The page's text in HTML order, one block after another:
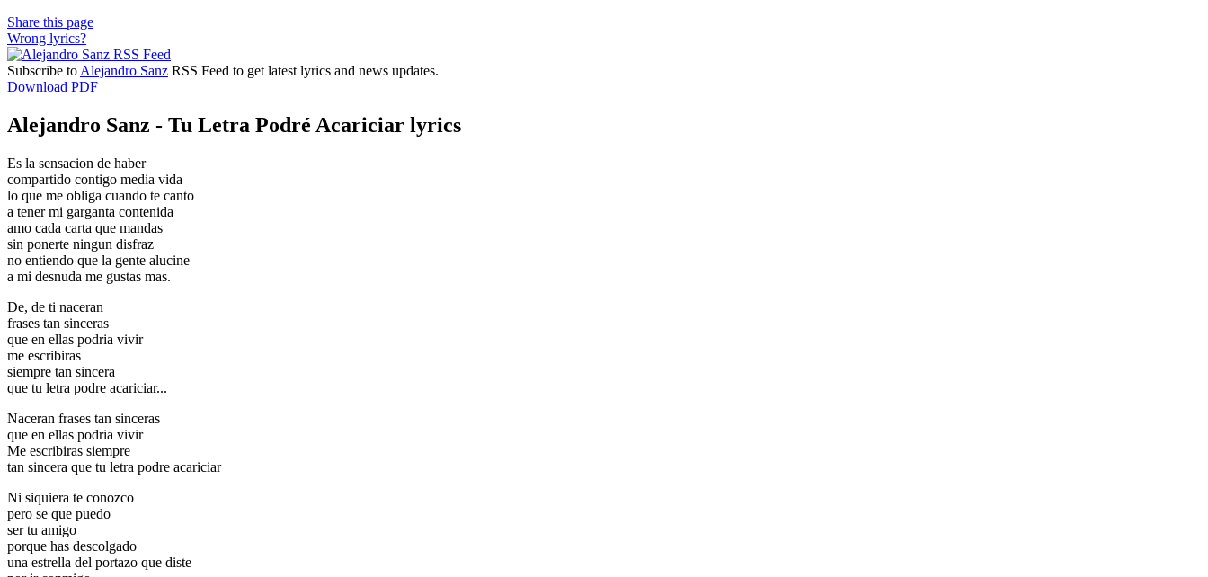
Share this page
Wrong lyrics?
Subscribe to Alejandro Sanz RSS Feed to get latest lyrics and news updates.
Download PDF
Alejandro Sanz - Tu Letra Podré Acariciar lyrics
Es la sensacion de haber
compartido contigo media vida
lo que me obliga cuando te canto
a tener mi garganta contenida
amo cada carta que mandas
sin ponerte ningun disfraz
no entiendo que la gente alucine
a mi desnuda me gustas mas.
De, de ti naceran
frases tan sinceras
que en ellas podria vivir
me escribiras
siempre tan sincera
que tu letra podre acariciar...
Naceran frases tan sinceras
que en ellas podria vivir
Me escribiras siempre
tan sincera que tu letra podre acariciar
Ni siquiera te conozco
pero se que puedo
ser tu amigo
porque has descolgado
una estrella del portazo que diste